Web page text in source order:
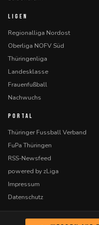
LIGEN
Regionalliga Nordost
Oberliga NOFV Süd
Thüringenliga
Landesklasse
Frauenfußball
Nachwuchs
PORTAL
Thüringer Fussball Verband
FuPa Thüringen
RSS-Newsfeed
powered by zLiga
Impressum
Datenschutz